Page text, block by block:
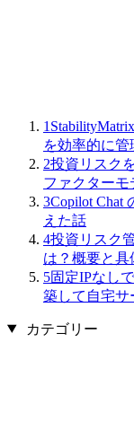
1
を効率的に管
2投資リスク
ファクターモ
3Copilot Chat
えた話
4投資リスク
は？概要と具
5固定IPなし
築して自宅サ
カテゴリー